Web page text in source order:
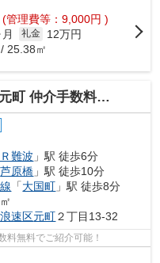
(管理費等：9,000円 )
礼金
12万円
25.38㎡
仲介手数料無料
Ｒ難波 」駅 徒歩6分
芦原橋 」駅 徒歩10分
「大国町 」駅 徒歩8分
速区元町２丁目13-32
料無料でご紹介可能！